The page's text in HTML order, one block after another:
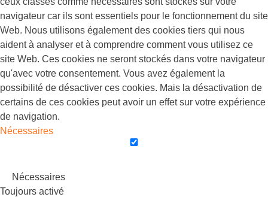
navigateur car ils sont essentiels pour le fonctionnement du site
Web. Nous utilisons également des cookies tiers qui nous
aident à analyser et à comprendre comment vous utilisez ce
site Web. Ces cookies ne seront stockés dans votre navigateur
qu'avec votre consentement. Vous avez également la
possibilité de désactiver ces cookies. Mais la désactivation de
certains de ces cookies peut avoir un effet sur votre expérience
de navigation.
Nécessaires
Nécessaires
Toujours activé